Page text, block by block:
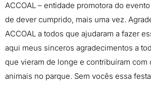
ACCOAL – entidade promotora do
de dever cumprido, mais uma vez.
ACCOAL a todos que ajudaram a fazer
aqui meus sinceros agradecimentos a
que vieram de longe e contribuíram com
animais no parque. Sem vocês essa